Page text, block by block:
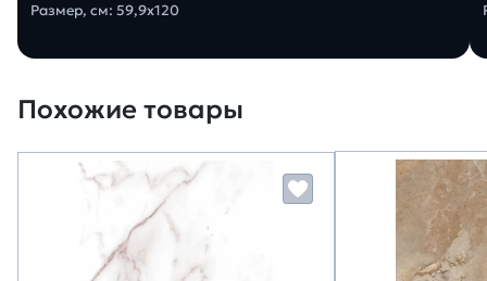
Размер, см: 59,9х120
Похожие товары